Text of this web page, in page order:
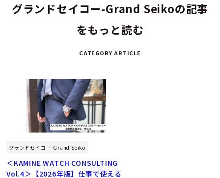
グランドセイコー-Grand Seikoの記事
をもっと読む
CATEGORY ARTICLE
グランドセイコー-Grand Seiko
＜KAMINE WATCH CONSULTING
Vol.4＞【2026年版】仕事で使える